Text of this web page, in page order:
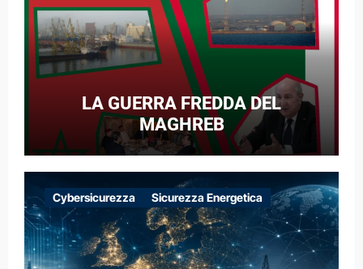
LA GUERRA FREDDA DEL
MAGHREB
Cybersicurezza Sicurezza Energetica